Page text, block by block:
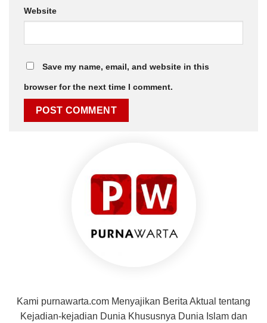
Website
Save my name, email, and website in this
browser for the next time I comment.
Kami purnawarta.com Menyajikan Berita Aktual tentang
Kejadian-kejadian Dunia Khususnya Dunia Islam dan